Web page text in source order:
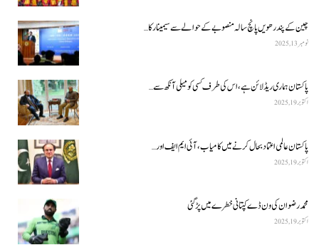
چین کے پندرھویں پانچ سالہ منصوبے کے حوالے سے سیمینار کا…
نومبر 13, 2025
پاکستان ہماری ریڈ لائن ہے، اس کی طرف کسی کو میلی آنکھ سے…
اکتوبر 19, 2025
پاکستان عالمی اعتماد بحال کرنے میں کامیاب، آئی ایم ایف اور…
اکتوبر 19, 2025
محمد رضوان کی ون ڈے کپتانی خطرے میں پڑ گئی
اکتوبر 19, 2025